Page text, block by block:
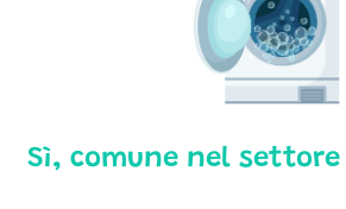
Sì, comune nel